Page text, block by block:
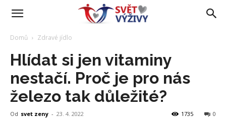
Domů Zdravé jídlo
Hlídat si jen vitaminy
nestačí. Proč je pro nás
železo tak důležité?
Od svet zeny - 23. 4. 2022 0
1735